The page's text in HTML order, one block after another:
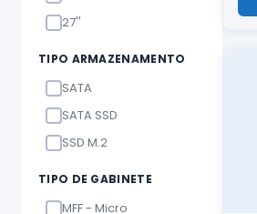
27''
TIPO ARMAZENAMENTO
SATA
SATA SSD
SSD M.2
TIPO DE GABINETE
MFF - Micro